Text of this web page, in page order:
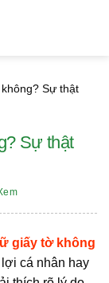
Sự thật
Sự thật
giấy tờ không
cá nhân hay